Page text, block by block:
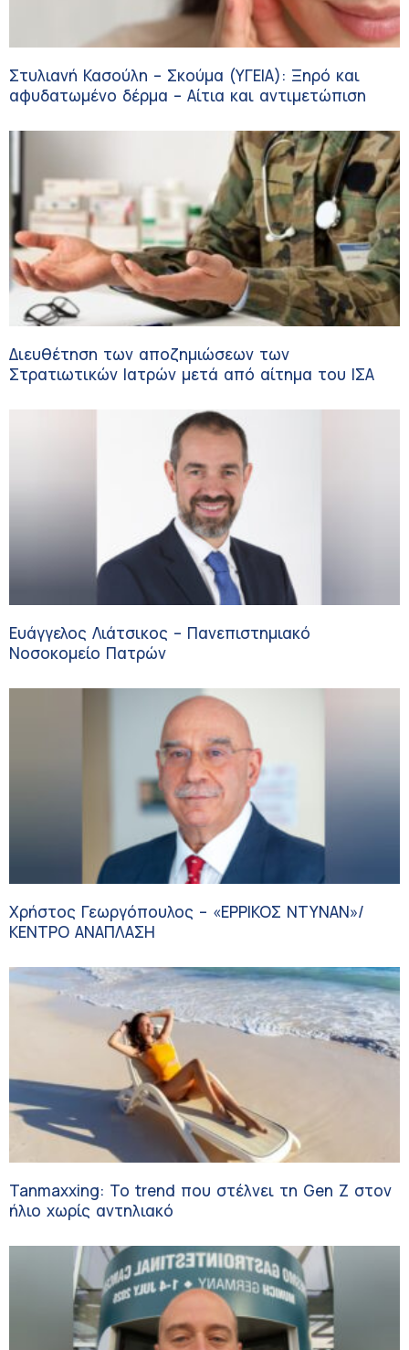
Στυλιανή Κασούλη – Σκούμα (ΥΓΕΙΑ): Ξηρό και
αφυδατωμένο δέρμα – Αίτια και αντιμετώπιση
Διευθέτηση των αποζημιώσεων των
Στρατιωτικών Ιατρών μετά από αίτημα του ΙΣΑ
Ευάγγελος Λιάτσικος – Πανεπιστημιακό
Νοσοκομείο Πατρών
Χρήστος Γεωργόπουλος – «ΕΡΡΙΚΟΣ ΝΤΥΝΑΝ»/
ΚΕΝΤΡΟ ΑΝΑΠΛΑΣΗ
Tanmaxxing: To trend που στέλνει τη Gen Z στον
ήλιο χωρίς αντηλιακό